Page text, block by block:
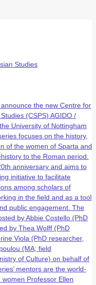
Studies
the new Centre for
(CSPS) AGIDO /
University of Nottingham
focuses on the history,
of the women of Sparta and
to the Roman period.
anniversary and aims to
initiative to facilitate
among scholars of
in the field and as a tool
public engagement. The
by Abbie Costello (PhD
by Thea Wolff (PhD
Viola (PhD researcher,
(MA; field
of Culture) on behalf of
mentors are the world-
Professor Ellen